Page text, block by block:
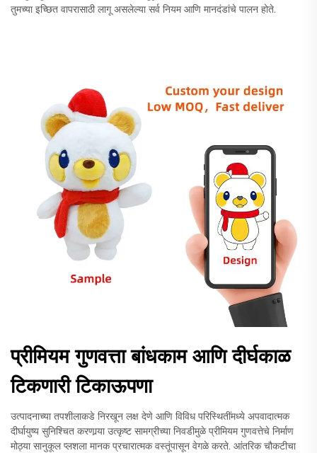
तुमच्या इच्छित वापरासाठी लागू असलेल्या सर्व नियम आणि मानदंडांचे पालन होते.
प्रीमियम गुणवत्ता बांधकाम आणि दीर्घकाळ
टिकणारी टिकाऊपणा
उत्पादनाच्या तपशीलाकडे निरखून लक्ष देणे आणि विविध परिस्थितींमध्ये अपवादात्मक
दीर्घायुष्य सुनिश्चित करणार्‍या उत्कृष्ट सामग्रीच्या निवडीमुळे प्रीमियम गुणवत्तेचे निर्माण
मोठ्या सानुकूल प्लशला मानक प्रचारात्मक वस्तूंपासून वेगळे करते. आंतरिक चौकटीचा